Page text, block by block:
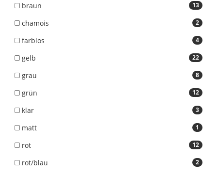
13
braun
2
chamois
4
farblos
22
gelb
8
grau
12
grün
3
klar
1
matt
12
rot
2
rot/blau